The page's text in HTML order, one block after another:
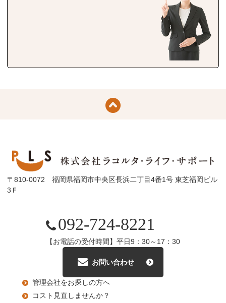
〒810-0072 福岡県福岡市中央区長浜二丁目4番1号 東芝福岡ビル
3Ｆ
092-724-8221
【お電話の受付時間】平日9：30～17：30
お問い合わせ
管理会社をお探しの方へ
コスト見直しませんか？